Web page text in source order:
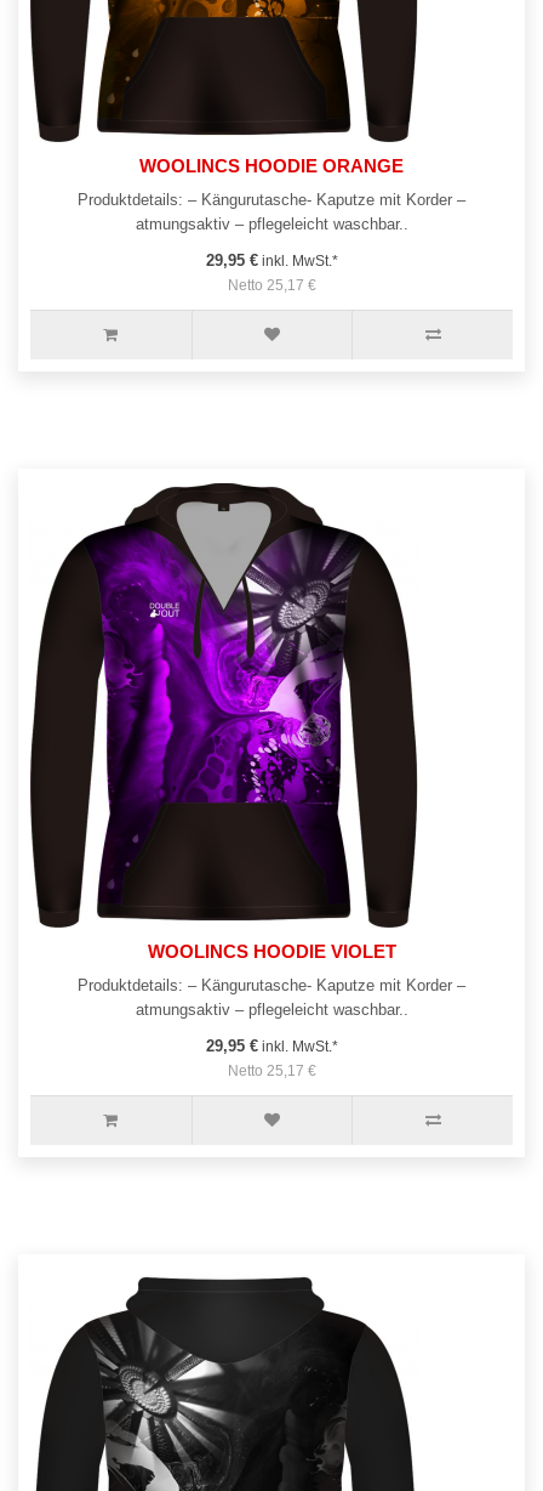
WOOLINCS HOODIE ORANGE
Produktdetails: – Kängurutasche- Kaputze mit Korder –
atmungsaktiv – pflegeleicht waschbar..
29,95 €inkl. MwSt.*
Netto 25,17 €
WOOLINCS HOODIE VIOLET
Produktdetails: – Kängurutasche- Kaputze mit Korder –
atmungsaktiv – pflegeleicht waschbar..
29,95 €inkl. MwSt.*
Netto 25,17 €